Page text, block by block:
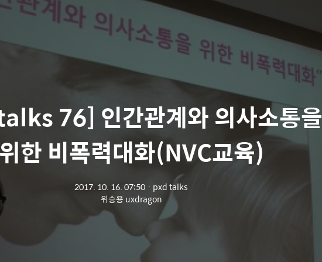
76] 인간관계와 의사소통을
한 비폭력대화(NVC교육)
2017. 10. 16. 07:50 ㆍ pxd talks
위승용 uxdragon